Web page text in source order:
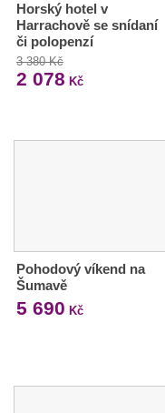
Horský hotel v
Harrachově se snídaní
či polopenzí
3 380 Kč
2 078 Kč
Pohodový víkend na
Šumavě
5 690 Kč